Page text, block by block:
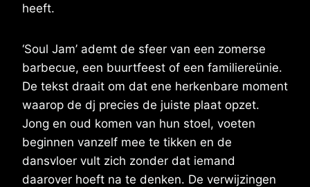
heeft.
‘Soul Jam’ ademt de sfeer van een zomerse
barbecue, een buurtfeest of een familiereünie.
De tekst draait om dat ene herkenbare moment
waarop de dj precies de juiste plaat opzet.
Jong en oud komen van hun stoel, voeten
beginnen vanzelf mee te tikken en de
dansvloer vult zich zonder dat iemand
daarover hoeft na te denken. De verwijzingen